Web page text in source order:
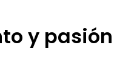
y pasión